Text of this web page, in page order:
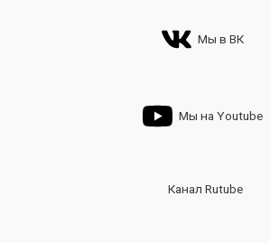
Мы в ВК
Мы на Youtube
Канал Rutube